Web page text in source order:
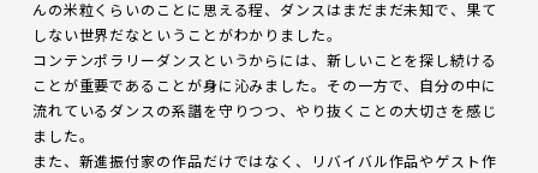
んの米粒くらいのことに思える程、ダンスはまだまだ未知で、果て
しない世界だなということがわかりました。
コンテンポラリーダンスというからには、新しいことを探し続ける
ことが重要であることが身に沁みました。その一方で、自分の中に
流れているダンスの系譜を守りつつ、やり抜くことの大切さを感じ
ました。
また、新進振付家の作品だけではなく、リバイバル作品やゲスト作